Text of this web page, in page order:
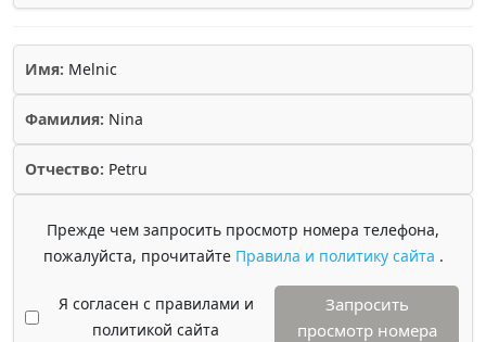
Имя: Melnic
Фамилия: Nina
Отчество: Petru
Прежде чем запросить просмотр номера телефона,
пожалуйста, прочитайте Правила и политику сайта .
Я согласен с правилами и
политикой сайта
Запросить
просмотр номера